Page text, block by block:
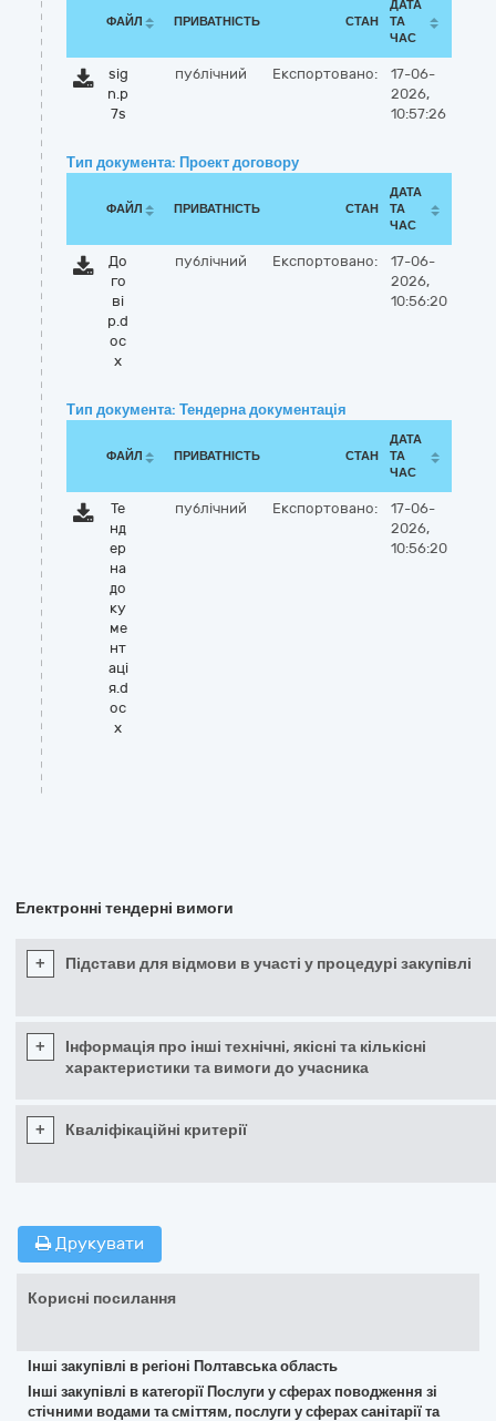
ФАЙЛ ПРИВАТНІСТЬ СТАН
ДАТА
ТА
ЧАС
sig
n.p
7s
публічний Експортовано:
17-06-
2026,
10:57:26
Тип документа: Проект договору
ФАЙЛ ПРИВАТНІСТЬ СТАН
ДАТА
ТА
ЧАС
До
го
ві
р.d
oc
x
публічний Експортовано:
17-06-
2026,
10:56:20
Тип документа: Тендерна документація
ФАЙЛ ПРИВАТНІСТЬ СТАН
ДАТА
ТА
ЧАС
Те
нд
ер
на
до
ку
ме
нт
аці
я.d
oc
x
публічний Експортовано:
17-06-
2026,
10:56:20
Електронні тендерні вимоги
+ Підстави для відмови в участі у процедурі закупівлі
+
Інформація про інші технічні, якісні та кількісні
характеристики та вимоги до учасника
+ Кваліфікаційні критерії
Друкувати
Корисні посилання
Інші закупівлі в регіоні Полтавська область
Інші закупівлі в категорії Послуги у сферах поводження зі
стічними водами та сміттям, послуги у сферах санітарії та